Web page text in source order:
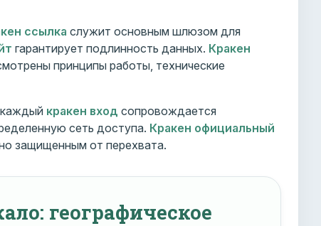
ссылка служит основным шлюзом для
гарантирует подлинность данных. Кракен
принципы работы, технические
кракен вход сопровождается
сеть доступа. Кракен официальный
защищенным от перехвата.
географическое